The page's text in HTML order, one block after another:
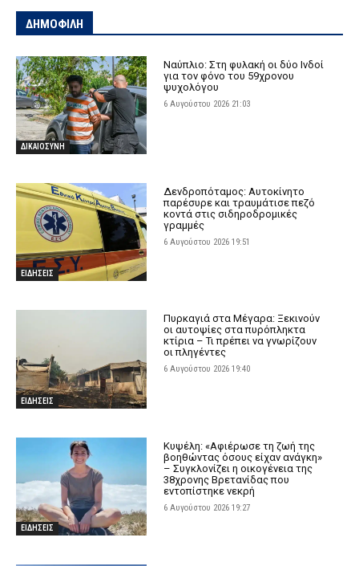
ΔΗΜΟΦΙΛΗ
ΔΙΚΑΙΟΣΥΝΗ
Ναύπλιο: Στη φυλακή οι δύο Ινδοί
για τον φόνο του 59χρονου
ψυχολόγου
6 Αυγούστου 2026 21:03
ΕΙΔΗΣΕΙΣ
Δενδροπόταμος: Αυτοκίνητο
παρέσυρε και τραυμάτισε πεζό
κοντά στις σιδηροδρομικές
γραμμές
6 Αυγούστου 2026 19:51
ΕΙΔΗΣΕΙΣ
Πυρκαγιά στα Μέγαρα: Ξεκινούν
οι αυτοψίες στα πυρόπληκτα
κτίρια – Τι πρέπει να γνωρίζουν
οι πληγέντες
6 Αυγούστου 2026 19:40
ΕΙΔΗΣΕΙΣ
Κυψέλη: «Αφιέρωσε τη ζωή της
βοηθώντας όσους είχαν ανάγκη»
– Συγκλονίζει η οικογένεια της
38χρονης Βρετανίδας που
εντοπίστηκε νεκρή
6 Αυγούστου 2026 19:27